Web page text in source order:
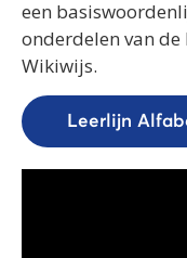
een
onderdelen van
Wikiwijs.
Leerlijn